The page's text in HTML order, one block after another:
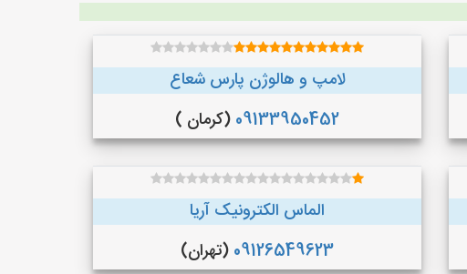
لامپ و هالوژن پارس شعاع
09133950452 (کرمان )
الماس الکترونیک آریا
09126549623 (تهران)